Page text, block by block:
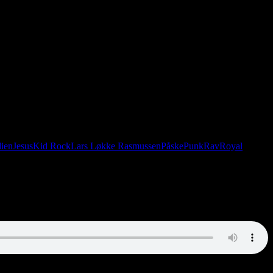
JesusKid RockLars Løkke RasmussenPåskePunkRavRoyal